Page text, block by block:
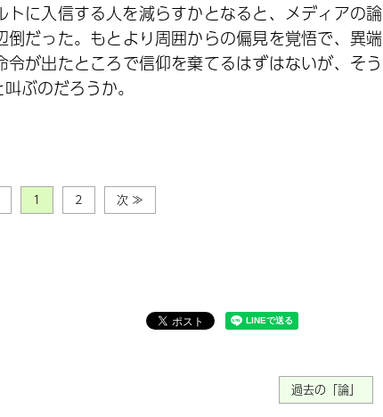
トに入信する人を減らすかとなると、メディアの論
だった。もとより周囲からの偏見を覚悟で、異端
が出たところで信仰を棄てるはずはないが、そう
ぶのだろうか。
1 2 次 ≫
過去の「論」